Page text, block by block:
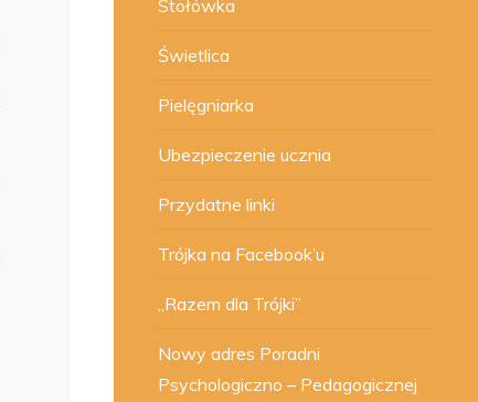
Stołówka
Świetlica
Pielęgniarka
Ubezpieczenie ucznia
Przydatne linki
Trójka na Facebook’u
„Razem dla Trójki”
Nowy adres Poradni
Psychologiczno – Pedagogicznej